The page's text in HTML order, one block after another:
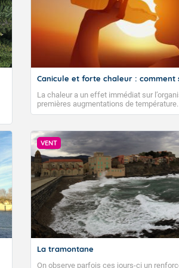
Canicule et forte chaleur : comment
La chaleur a un effet immédiat sur
premières augmentations de température.
VENT
La tramontane
On observe parfois ces jours-ci un